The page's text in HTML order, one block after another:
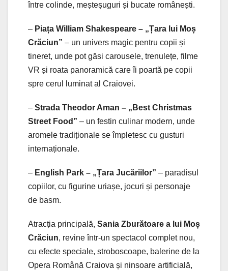
între colinde, meșteșuguri și bucate românești.
– Piața William Shakespeare – „Țara lui Moș
Crăciun” – un univers magic pentru copii și
tineret, unde pot găsi carousele, trenulețe, filme
VR și roata panoramică care îi poartă pe copii
spre cerul luminat al Craiovei.
– Strada Theodor Aman – „Best Christmas
Street Food” – un festin culinar modern, unde
aromele tradiționale se împletesc cu gusturi
internaționale.
– English Park – „Țara Jucăriilor” – paradisul
copiilor, cu figurine uriașe, jocuri și personaje
de basm.
Atracția principală, Sania Zburătoare a lui Moș
Crăciun, revine într-un spectacol complet nou,
cu efecte speciale, stroboscoape, balerine de la
Opera Română Craiova și ninsoare artificială,